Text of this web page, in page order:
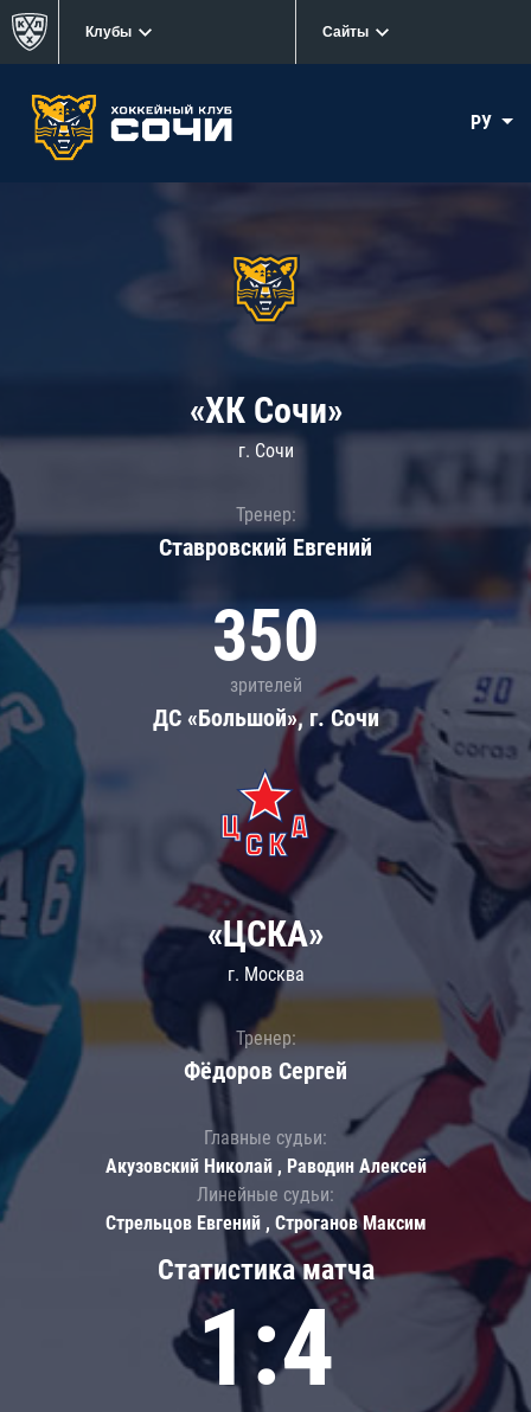
Клубы Сайты
РУ
«ХК Сочи»
г. Сочи
Тренер:
Ставровский Евгений
350
зрителей
ДС «Большой», г. Сочи
Статистика матча
1:4
«ЦСКА»
г. Москва
Тренер:
Фёдоров Сергей
Главные судьи:
Акузовский Николай , Раводин Алексей
Линейные судьи:
Стрельцов Евгений , Строганов Максим